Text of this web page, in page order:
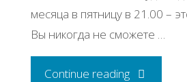
месяца в пятницу в 21.00 –
Вы никогда не сможете …
Continue reading"Простые